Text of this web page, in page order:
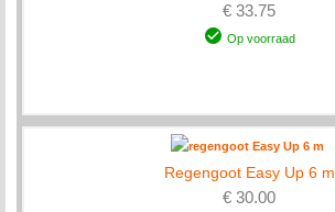
€ 33.75
Op voorraad
Regengoot Easy Up 6 m
€ 30.00